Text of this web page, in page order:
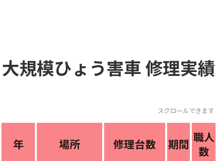
大規模ひょう害車修理実績
スクロールできま
年 場所 修理台数 期間 職人
数